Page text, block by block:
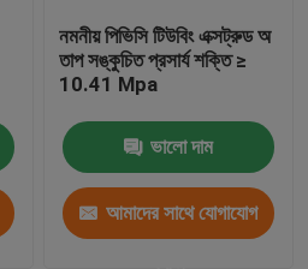
নমনীয় পিভিসি টিউবিং এক্সট্রুড অ
তাপ সঙ্কুচিত প্রসার্য শক্তি ≥
10.41 Mpa
ভালো দাম
আমাদের সাথে যোগাযোগ